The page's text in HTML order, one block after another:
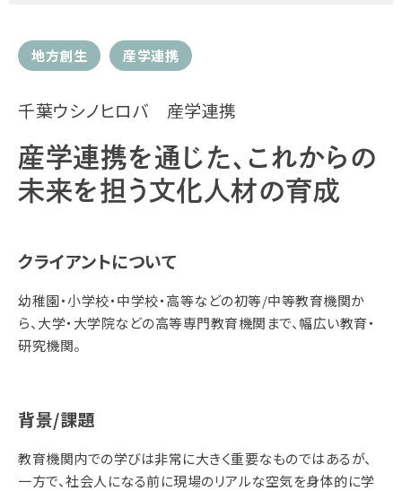
地方創生 産学連携
千葉ウシノヒロバ 産学連携
産学連携を通じた、これからの
未来を担う文化人材の育成
クライアントについて
幼稚園・小学校・中学校・高等などの初等/中等教育機関か
ら、大学・大学院などの高等専門教育機関まで、幅広い教育・
研究機関。
背景/課題
教育機関内での学びは非常に大きく重要なものではあるが、
一方で、社会人になる前に現場のリアルな空気を身体的に学